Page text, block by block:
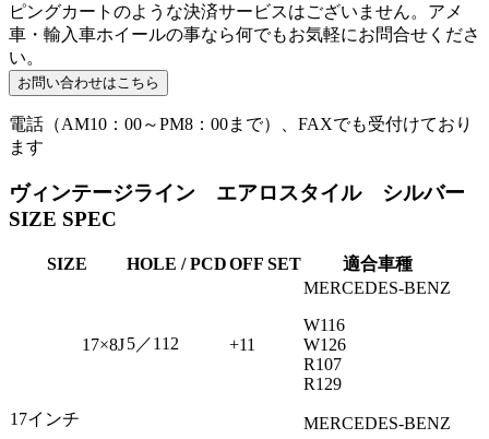
ピングカートのような決済サービスはございません。アメ
車・輸入車ホイールの事なら何でもお気軽にお問合せくださ
い。
電話（AM10：00～PM8：00まで）、FAXでも受付けており
ます
ヴィンテージライン エアロスタイル シルバー
SIZE SPEC
SIZE HOLE / PCDOFF SET 適合車種
17インチ
17×8J5／112 +11
MERCEDES-BENZ
W116
W126
R107
R129
MERCEDES-BENZ